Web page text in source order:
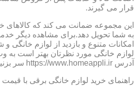
قرار می گیرند.
این مجموعه ضمانت می کند که کالاهای
به شما تحویل دهد.برای مشاهده دیگر
امکانات متنوع و بازدید از لوازم
لوازم خانگی مورد نظرتان بهتر است به
آدرس https://www.homeappli.ir سر بزنید.
راهنمای خرید لوازم خانگی برقی با